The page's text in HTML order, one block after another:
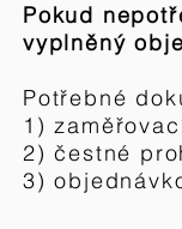
Pokud
vyplněný
Potřebné
1)
2) čestné
3)